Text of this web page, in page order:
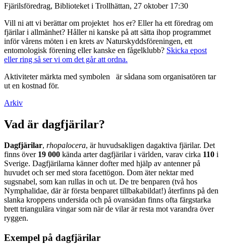
Fjärilsföredrag, Biblioteket i Trollhättan, 27 oktober 17:30
Vill ni att vi berättar om projektet hos er? Eller ha ett föredrag om
fjärilar i allmänhet? Håller ni kanske på att sätta ihop programmet
inför vårens möten i en krets av Naturskyddsföreningen, ett
entomologisk förening eller kanske en fågelklubb? Skicka epost
eller ring så ser vi om det går att ordna.
Aktiviteter märkta med symbolen
är sådana som organisatören tar
ut en kostnad för.
Arkiv
Vad är dagfjärilar?
Dagfjärilar, rhopalocera, är huvudsakligen dagaktiva fjärilar. Det
finns över 19 000 kända arter dagfjärilar i världen, varav cirka 110 i
Sverige. Dagfjärilarna känner dofter med hjälp av antenner på
huvudet och ser med stora facettögon. Dom äter nektar med
sugsnabel, som kan rullas in och ut. De tre benparen (två hos
Nymphalidae, där är första benparet tillbakabildat!) återfinns på den
slanka kroppens undersida och på ovansidan finns ofta färgstarka
brett triangulära vingar som när de vilar är resta mot varandra över
ryggen.
Exempel på dagfjärilar